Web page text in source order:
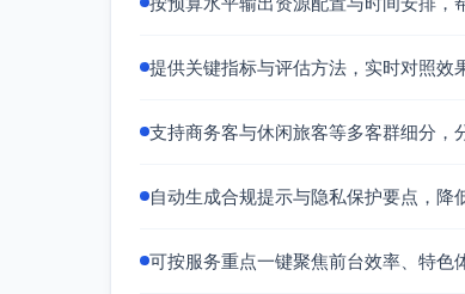
企业QBR（季度业务回顾）
保留。
执行与评估
0–2周：成立项目组（前厅、
7–8周：小范围试点（选择
提供关键指标与评估方法，实时对照效
支持商务客与休闲旅客等多客群细分，
自动生成合规提示与隐私保护要点，降
可按服务重点一键聚焦前台效率、特色